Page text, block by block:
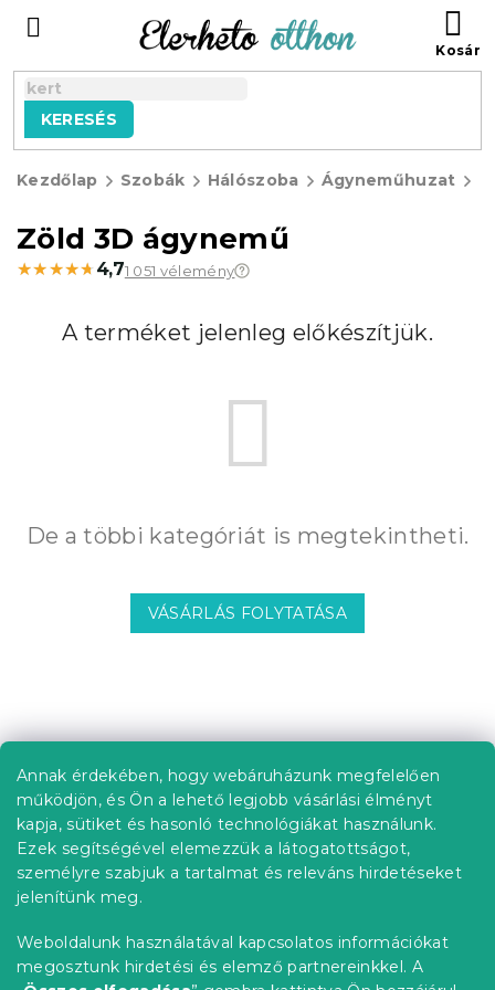
Annak érdekében, hogy webáruházunk megfelelően
működjön, és Ön a lehető legjobb vásárlási élményt
kapja, sütiket és hasonló technológiákat használunk.
Ezek segítségével elemezzük a látogatottságot,
személyre szabjuk a tartalmat és releváns hirdetéseket
jelenítünk meg.
Weboldalunk használatával kapcsolatos információkat
megosztunk hirdetési és elemző partnereinkkel. A
tartalomhoz
KERESÉS
Kezdőlap Szobák Hálószoba Ágyneműhuzat
Zöld 3D ágynemű
★★★★★
★★★★★ 4,71 051 vélemény
A terméket jelenleg előkészítjük.
De a többi kategóriát is megtekintheti.
VÁSÁRLÁS FOLYTATÁSA
á
Információ az Ön számára
Rendelés követése
Szállítási lehetőségek
Fizetési lehetőségek
Reklamáció és áruvisszaküldés
Elérhetőség
Általános szerződési feltételek